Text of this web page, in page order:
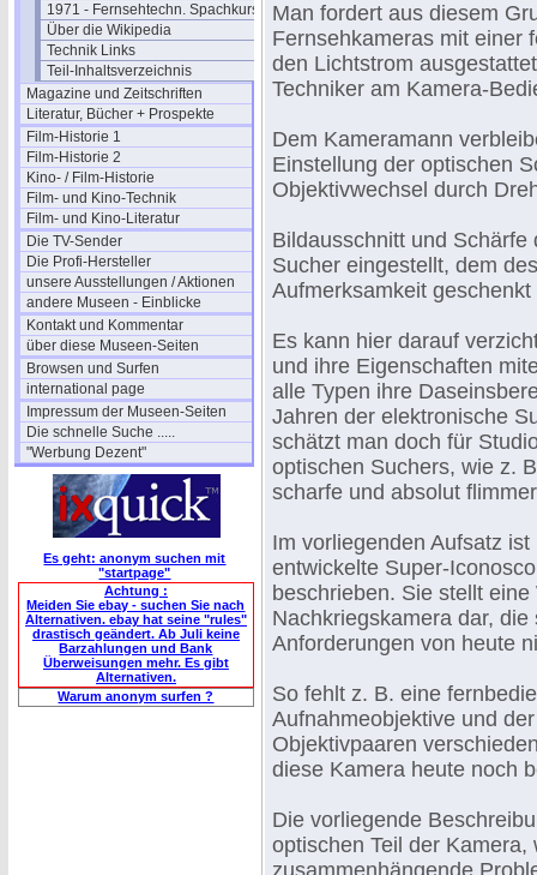
1971 - Fernsehtechn. Spachkurs
Über die Wikipedia
Technik Links
Teil-Inhaltsverzeichnis
Magazine und Zeitschriften
Literatur, Bücher + Prospekte
Film-Historie 1
Film-Historie 2
Kino- / Film-Historie
Film- und Kino-Technik
Film- und Kino-Literatur
Die TV-Sender
Die Profi-Hersteller
unsere Ausstellungen / Aktionen
andere Museen - Einblicke
Kontakt und Kommentar
über diese Museen-Seiten
Browsen und Surfen
international page
Impressum der Museen-Seiten
Die schnelle Suche .....
"Werbung Dezent"
Es geht: anonym suchen mit
"startpage"
Achtung :
Meiden Sie ebay - suchen Sie nach
Alternativen. ebay hat seine "rules"
drastisch geändert. Ab Juli keine
Barzahlungen und Bank
Überweisungen mehr. Es gibt
Alternativen.
Warum anonym surfen ?
Man fordert aus diesem
Fernsehkameras mit einer
den Lichtstrom
Techniker am Kamera-
Dem Kameramann
Einstellung der optischen
Objektivwechsel durch
Bildausschnitt und
Sucher eingestellt, dem
Aufmerksamkeit
Es kann hier darauf
und ihre Eigenschaften
alle Typen ihre
Jahren der elektronische
schätzt man doch für
optischen Suchers, wie z.
scharfe und absolut
Im vorliegenden Aufsatz
entwickelte Super-
beschrieben. Sie stellt
Nachkriegskamera dar,
Anforderungen von heute
So fehlt z. B. eine
Aufnahmeobjektive und
Objektivpaaren
diese Kamera heute noch
Die vorliegende
optischen Teil der
zusammenhängende